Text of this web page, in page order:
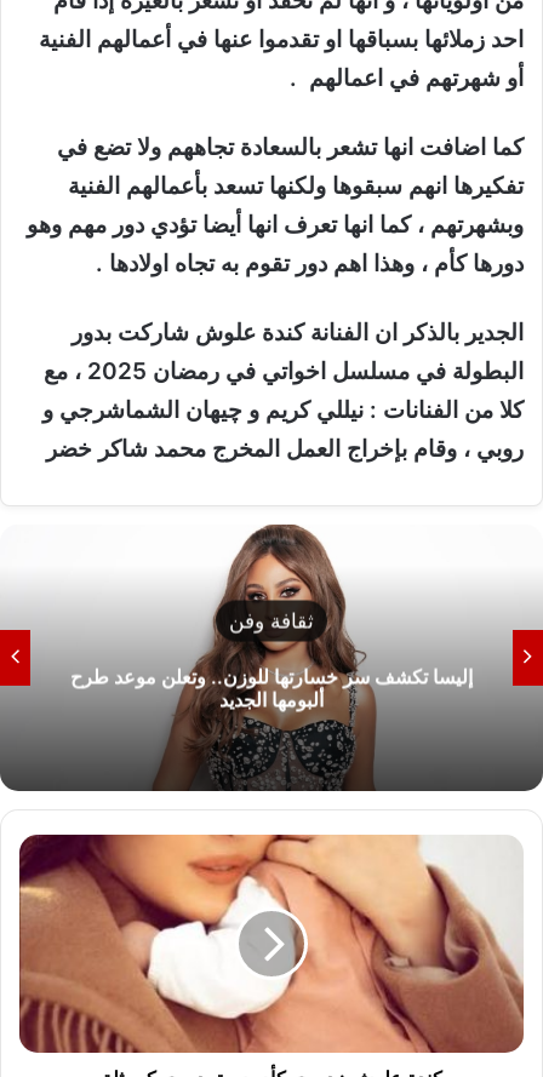
احد زملائها بسباقها او تقدموا عنها في أعمالهم الفنية
أو شهرتهم في اعمالهم .
كما اضافت انها تشعر بالسعادة تجاههم ولا تضع في
تفكيرها انهم سبقوها ولكنها تسعد بأعمالهم الفنية
وبشهرتهم ، كما انها تعرف انها أيضا تؤدي دور مهم وهو
دورها كأم ، وهذا اهم دور تقوم به تجاه اولادها .
الجدير بالذكر ان الفنانة كندة علوش شاركت بدور
البطولة في مسلسل اخواتي في رمضان 2025 ، مع
كلا من الفنانات : نيللي كريم و چيهان الشماشرجي و
روبي ، وقام بإخراج العمل المخرج محمد شاكر خضر
ثقافة وفن
إليسا تكشف سر خسارتها للوزن.. وتعلن موعد طرح
ألبومها الجديد
ك
ل
و
ش
: